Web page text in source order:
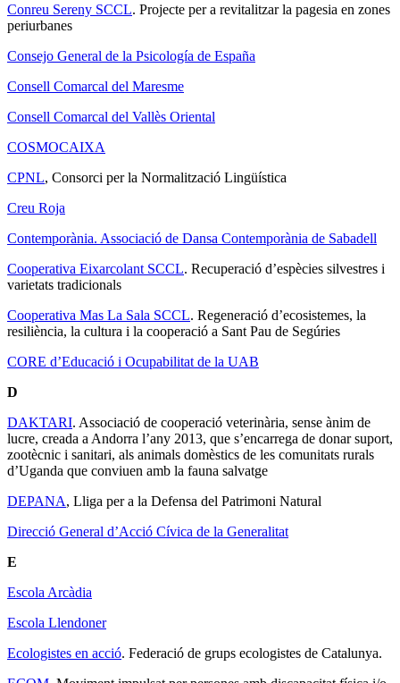
Conreu Sereny SCCL. Projecte per a revitalitzar la pagesia en zones
periurbanes
Consejo General de la Psicología de España
Consell Comarcal del Maresme
Consell Comarcal del Vallès Oriental
COSMOCAIXA
CPNL, Consorci per la Normalització Lingüística
Creu Roja
Contemporània. Associació de Dansa Contemporània de Sabadell
Cooperativa Eixarcolant SCCL. Recuperació d’espècies silvestres i
varietats tradicionals
Cooperativa Mas La Sala SCCL. Regeneració d’ecosistemes, la
resiliència, la cultura i la cooperació a Sant Pau de Segúries
CORE d’Educació i Ocupabilitat de la UAB
D
DAKTARI. Associació de cooperació veterinària, sense ànim de
lucre, creada a Andorra l’any 2013, que s’encarrega de donar suport,
zootècnic i sanitari, als animals domèstics de les comunitats rurals
d’Uganda que conviuen amb la fauna salvatge
DEPANA, Lliga per a la Defensa del Patrimoni Natural
Direcció General d’Acció Cívica de la Generalitat
E
Escola Arcàdia
Escola Llendoner
Ecologistes en acció. Federació de grups ecologistes de Catalunya.